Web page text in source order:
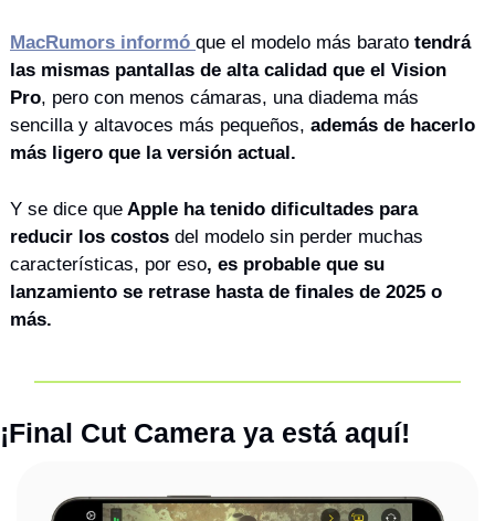
MacRumors informó que el modelo más barato tendrá
las mismas pantallas de alta calidad que el Vision
Pro, pero con menos cámaras, una diadema más
sencilla y altavoces más pequeños, además de hacerlo
más ligero que la versión actual.
Y se dice que Apple ha tenido dificultades para
reducir los costos del modelo sin perder muchas
características, por eso, es probable que su
lanzamiento se retrase hasta de finales de 2025 o
más.
¡Final Cut Camera ya está aquí!